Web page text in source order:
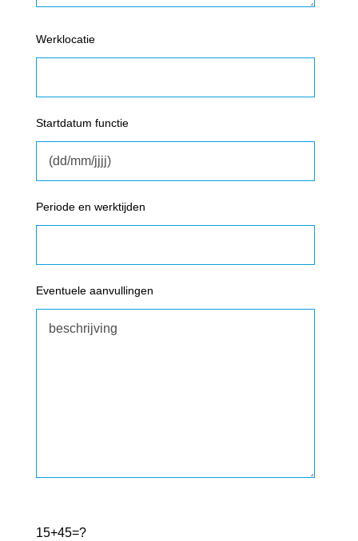
Werklocatie
Startdatum functie
Periode en werktijden
Eventuele aanvullingen
15+45=?